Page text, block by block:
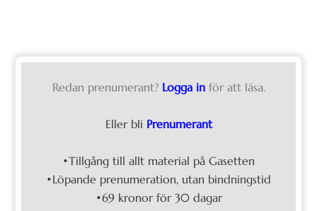
Redan prenumerant? Logga in för att läsa.
Eller bli Prenumerant
•Tillgång till allt material på Gasetten
•Löpande prenumeration, utan bindningstid
•69 kronor för 30 dagar